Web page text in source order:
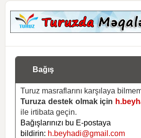
Bağış
Turuz masraflarını karşılaya
Turuza destek olmak için
ile irtibata geçin.
Bağışlarınızı bu E-postaya
bildirin: h.beyhadi@gmail.com